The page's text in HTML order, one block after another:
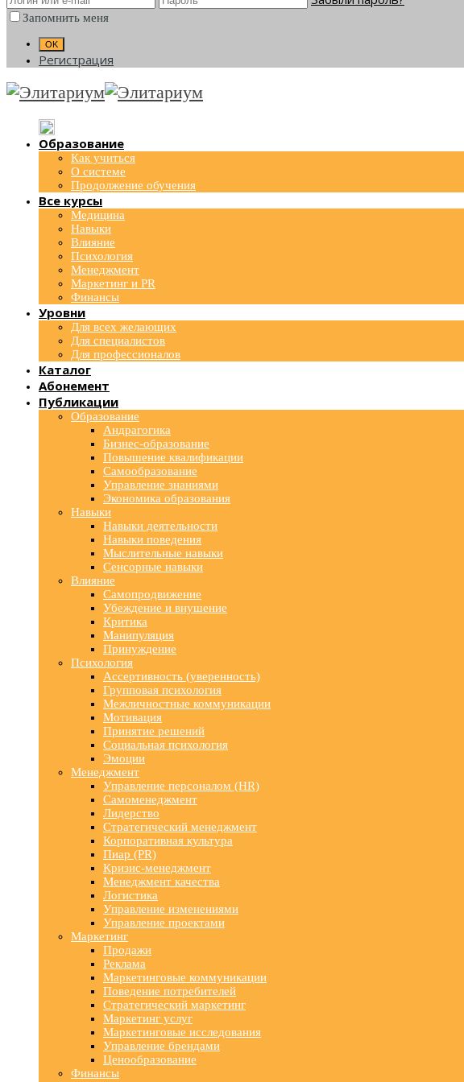
Запомнить меня
Регистрация
Образование
Как учиться
О системе
Продолжение обучения
Все курсы
Медицина
Навыки
Влияние
Психология
Менеджмент
Маркетинг и PR
Финансы
Уровни
Для всех желающих
Для специалистов
Для профессионалов
Каталог
Абонемент
Публикации
Образование
Андрагогика
Бизнес-образование
Повышение квалификации
Самообразование
Управление знаниями
Экономика образования
Навыки
Навыки деятельности
Навыки поведения
Мыслительные навыки
Сенсорные навыки
Влияние
Самопродвижение
Убеждение и внушение
Критика
Манипуляция
Принуждение
Психология
Ассертивность (уверенность)
Групповая психология
Межличностные коммуникации
Мотивация
Принятие решений
Социальная психология
Эмоции
Менеджмент
Управление персоналом (HR)
Самоменеджмент
Лидерство
Стратегический менеджмент
Корпоративная культура
Пиар (PR)
Кризис-менеджмент
Менеджмент качества
Логистика
Управление изменениями
Управление проектами
Маркетинг
Продажи
Реклама
Маркетинговые коммуникации
Поведение потребителей
Стратегический маркетинг
Маркетинг услуг
Маркетинговые исследования
Управление брендами
Ценообразование
Финансы